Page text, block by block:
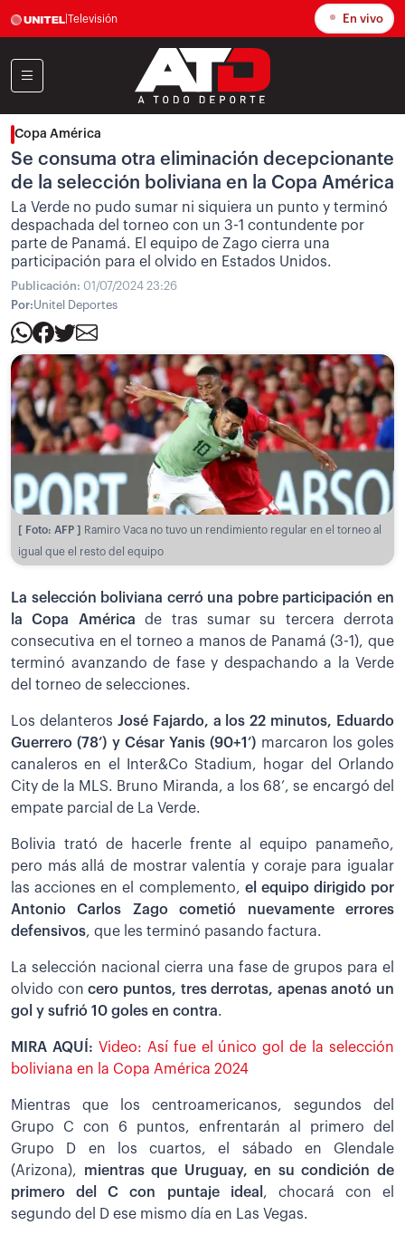
Televisión En vivo
Copa América
Se consuma otra eliminación decepcionante
de la selección boliviana en la Copa América
La Verde no pudo sumar ni siquiera un punto y terminó
despachada del torneo con un 3-1 contundente por
parte de Panamá. El equipo de Zago cierra una
participación para el olvido en Estados Unidos.
Publicación: 01/07/2024 23:26
Por:Unitel Deportes
[ Foto: AFP ]
Ramiro Vaca no tuvo un rendimiento regular en el torneo al
igual que el resto del equipo
La selección boliviana cerró una pobre participación en
la Copa Américade tras sumar su tercera derrota
consecutiva en el torneo a manos de Panamá (3-1), que
terminó avanzando de fase y despachando a la Verde
del torneo de selecciones.
Los delanteros José Fajardo, a los 22 minutos, Eduardo
Guerrero (78’) y César Yanis (90+1’) marcaron los goles
canaleros en el Inter&Co Stadium, hogar del Orlando
City de la MLS. Bruno Miranda, a los 68’, se encargó del
empate parcial de La Verde.
Bolivia trató de hacerle frente al equipo panameño,
pero más allá de mostrar valentía y coraje para igualar
las acciones en el complemento, el equipo dirigido por
Antonio Carlos Zago cometió nuevamente errores
defensivos, que les terminó pasando factura.
La selección nacional cierra una fase de grupos para el
olvido concero puntos, tres derrotas, apenas anotó un
gol y sufrió 10 goles en contra.
MIRA AQUÍ: Video: Así fue el único gol de la selección
boliviana en la Copa América 2024
Mientras que los centroamericanos, segundos del
Grupo C con 6 puntos, enfrentarán al primero del
Grupo D en los cuartos, el sábado en Glendale
(Arizona), mientras que Uruguay, en su condición de
primero del C con puntaje ideal , chocará con el
segundo del D ese mismo día en Las Vegas.